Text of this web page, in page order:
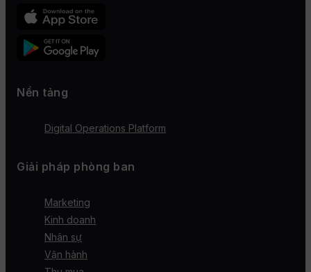
Nền tảng
Digital Operations Platform
Giải pháp phòng ban
Marketing
Kinh doanh
Nhân sự
Vận hành